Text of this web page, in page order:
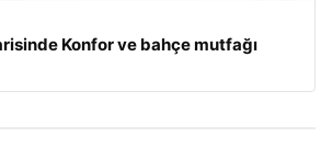
Konfor ve bahçe mutfağı